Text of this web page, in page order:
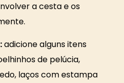
a cesta e os
adicione alguns itens
de pelúcia,
laços com estampa